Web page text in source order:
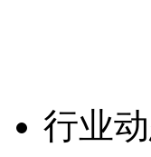
行业